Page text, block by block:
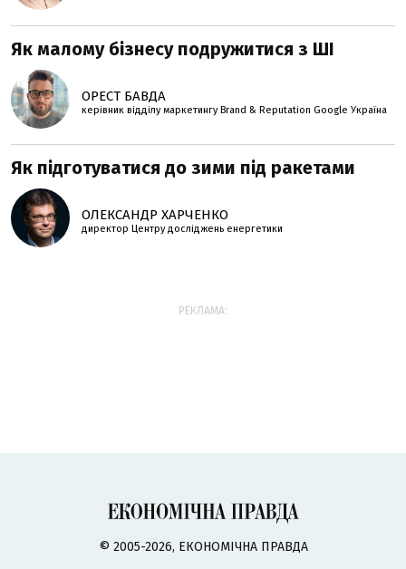
Як малому бізнесу подружитися з ШІ
ОРЕСТ БАВДА
керівник відділу маркетингу Brand & Reputation Google Україна
Як підготуватися до зими під ракетами
ОЛЕКСАНДР ХАРЧЕНКО
директор Центру досліджень енергетики
РЕКЛАМА:
© 2005-2026, ЕКОНОМІЧНА ПРАВДА